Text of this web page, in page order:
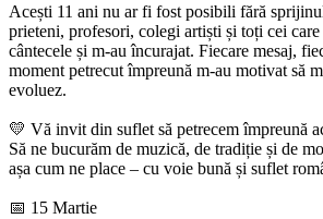
Acești 11 ani nu ar fi fost posibili fără
prieteni, profesori, colegi artiști și toți cei
cântecele și m-au încurajat. Fiecare mesaj,
moment petrecut împreună m-au motivat să
evoluez.
💛 Vă invit din suflet să petrecem împreună
Să ne bucurăm de muzică, de tradiție și de
așa cum ne place – cu voie bună și suflet
📅 15 Martie